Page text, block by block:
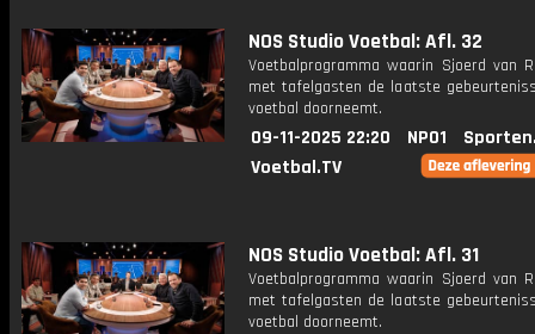
NOS Studio Voetbal: Afl. 32
Voetbalprogramma waarin Sjoerd van
met tafelgasten de laatste
voetbal doorneemt.
09-11-2025 22:20 NPO1
Voetbal.TV
NOS Studio Voetbal: Afl. 31
Voetbalprogramma waarin Sjoerd van
met tafelgasten de laatste
voetbal doorneemt.